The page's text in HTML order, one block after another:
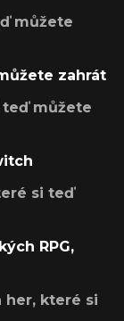
můžete
zahrát
můžete
si teď
RPG,
her, které si